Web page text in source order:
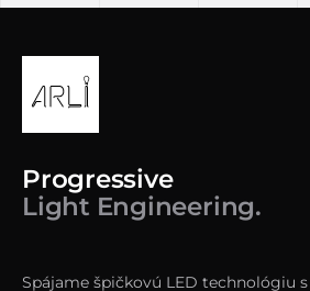
Progressive
Light Engineering.
Spájame špičkovú LED technológiu